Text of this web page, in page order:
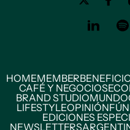
HOMEMEMBER
CAFÉ Y NEGOCIOS
BRAND STUDIOMUNDO
LIFESTYLEOPINIÓN
EDICIONES
NEWSLETTERS